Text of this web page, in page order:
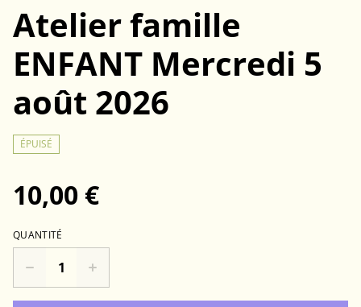
Atelier famille
ENFANT Mercredi 5
août 2026
ÉPUISÉ
10,00 €
QUANTITÉ